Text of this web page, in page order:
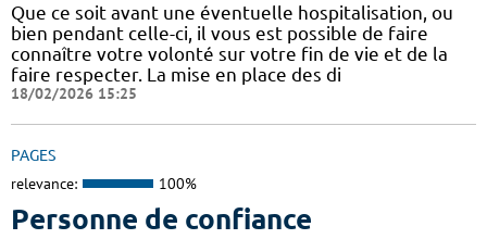
Que ce soit avant une éventuelle hospitalisation, ou
bien pendant celle-ci, il vous est possible de faire
connaître votre volonté sur votre fin de vie et de la
faire respecter. La mise en place des di
18/02/2026 15:25
PAGES
relevance: 100%
Personne de confiance